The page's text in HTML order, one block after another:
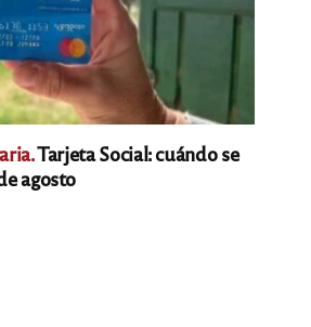
Tarjeta Social: cuándo se
agosto